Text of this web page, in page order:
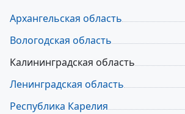
Архангельская область
Вологодская область
Калининградская область
Ленинградская область
Республика Карелия